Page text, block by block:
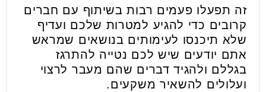
זה תפעלו פעמים רבות בשיתוף עם חברים
קרובים כדי להגיע למטרות שלכם ועדיף
שלא תיכנסו לעימותים בנושאים שמראש
אתם יודעים שיש לכם נטייה להתרגז
בגללם ולהגיד דברים שהם מעבר לרצוי
ועלולים להשאיר משקעים.